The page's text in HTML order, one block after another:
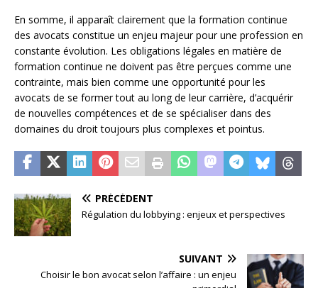
En somme, il apparaît clairement que la formation continue
des avocats constitue un enjeu majeur pour une profession en
constante évolution. Les obligations légales en matière de
formation continue ne doivent pas être perçues comme une
contrainte, mais bien comme une opportunité pour les
avocats de se former tout au long de leur carrière, d’acquérir
de nouvelles compétences et de se spécialiser dans des
domaines du droit toujours plus complexes et pointus.
PRÉCÉDENT
Régulation du lobbying : enjeux et perspectives
SUIVANT
Choisir le bon avocat selon l’affaire : un enjeu